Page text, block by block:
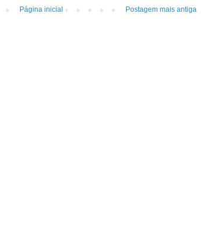
Postagem mais antiga
Página inicial